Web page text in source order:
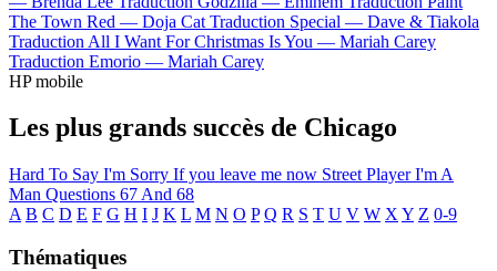
The Town Red — Doja Cat Traduction Special — Dave & Tiakola
Traduction All I Want For Christmas Is You — Mariah Carey
Traduction Emorio — Mariah Carey
HP mobile
Les plus grands succès de Chicago
Hard To Say I'm Sorry If you leave me now Street PlayerI'm A
Man Questions 67 And 68
A B C D E F G H I J K L M N O P Q R S T U V W X Y Z 0-9
Thématiques